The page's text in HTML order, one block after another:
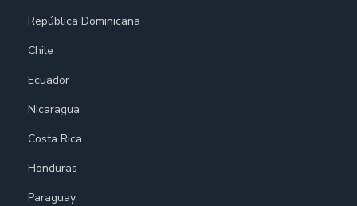
República Dominicana
Chile
Ecuador
Nicaragua
Costa Rica
Honduras
Paraguay